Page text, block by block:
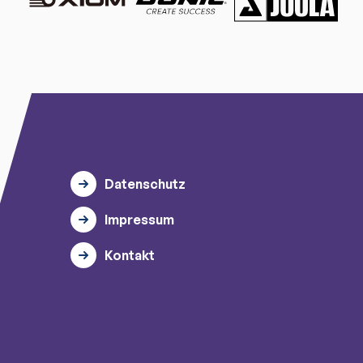
Datenschutz
Impressum
Kontakt